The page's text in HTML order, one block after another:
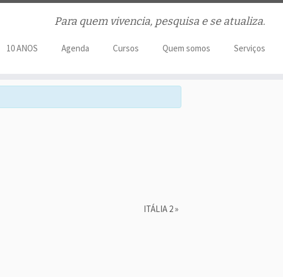
Para quem vivencia, pesquisa e se atualiza.
10 ANOS Agenda Cursos Quem somos
Serviços
ITÁLIA 2»